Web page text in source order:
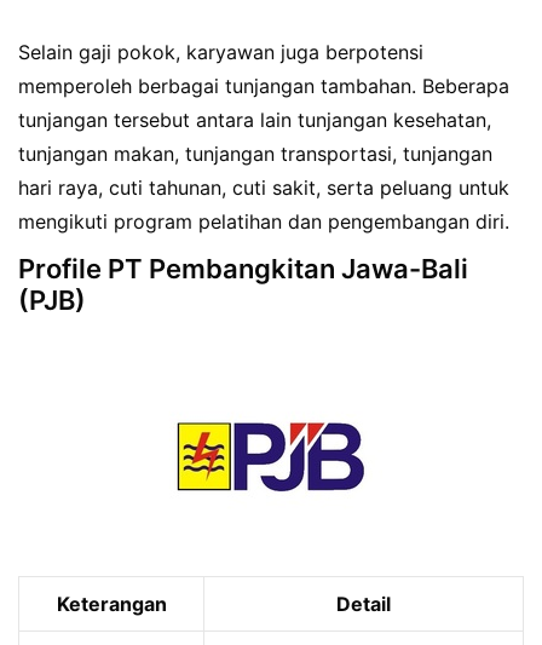
Selain gaji pokok, karyawan juga berpotensi
memperoleh berbagai tunjangan tambahan. Beberapa
tunjangan tersebut antara lain tunjangan kesehatan,
tunjangan makan, tunjangan transportasi, tunjangan
hari raya, cuti tahunan, cuti sakit, serta peluang untuk
mengikuti program pelatihan dan pengembangan diri.
Profile PT Pembangkitan Jawa-Bali
(PJB)
Keterangan Detail